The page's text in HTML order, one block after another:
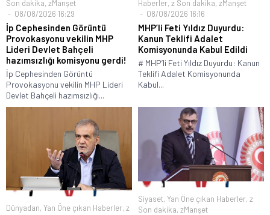
Son dakika, zManşet
08/08/2026 16:29
İp Cephesinden Görüntü
Provokasyonu vekilin MHP
Lideri Devlet Bahçeli
hazımsızlığı komisyonu gerdi!
İp Cephesinden Görüntü
Provokasyonu vekilin MHP Lideri
Devlet Bahçeli hazımsızlığı...
Haberler, z Son dakika, zManşet
08/08/2026 16:16
MHP’li Feti Yıldız Duyurdu:
Kanun Teklifi Adalet
Komisyonunda Kabul Edildi
# MHP’li Feti Yıldız Duyurdu: Kanun
Teklifi Adalet Komisyonunda
Kabul...
Dünyadan, Yan Öne çıkan Haberler, z
Siyaset, Yan Öne çıkan Haberler, z
Son dakika, zManşet